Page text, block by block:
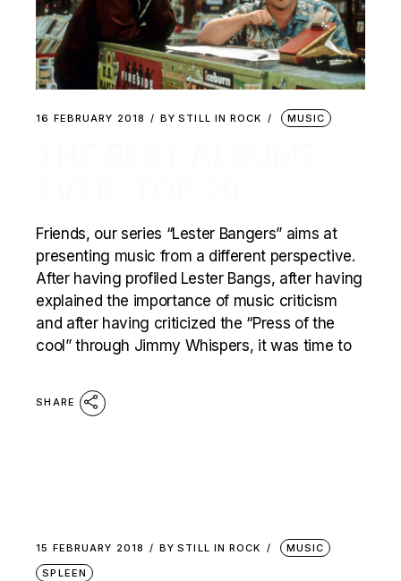
16 FEBRUARY 2018 BY STILL IN ROCK MUSIC
Friends, our series “Lester Bangers” aims at
presenting music from a different perspective.
After having profiled Lester Bangs, after having
explained the importance of music criticism
and after having criticized the “Press of the
cool” through Jimmy Whispers, it was time to
SHARE
15 FEBRUARY 2018 BY STILL IN ROCK
MUSIC
SPLEEN